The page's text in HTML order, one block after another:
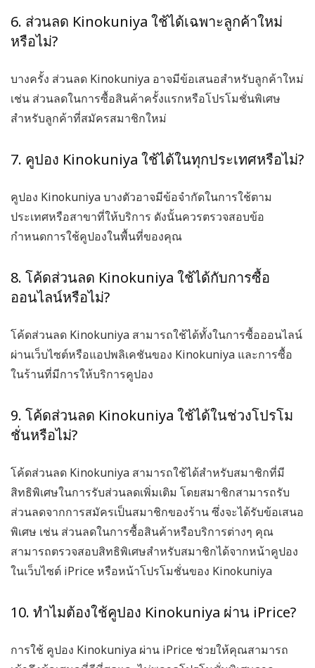
6. ส่วนลด Kinokuniya ใช้ได้เฉพาะลูกค้าใหม่
หรือไม่?
บางครั้ง ส่วนลด Kinokuniya อาจมีข้อเสนอสำหรับลูกค้าใหม่
เช่น ส่วนลดในการซื้อสินค้าครั้งแรกหรือโปรโมชั่นพิเศษ
สำหรับลูกค้าที่สมัครสมาชิกใหม่
7. คูปอง Kinokuniya ใช้ได้ในทุกประเทศหรือไม่?
คูปอง Kinokuniya บางตัวอาจมีข้อจำกัดในการใช้ตาม
ประเทศหรือสาขาที่ให้บริการ ดังนั้นควรตรวจสอบข้อ
กำหนดการใช้คูปองในพื้นที่ของคุณ
8. โค้ดส่วนลด Kinokuniya ใช้ได้กับการซื้อ
ออนไลน์หรือไม่?
โค้ดส่วนลด Kinokuniya สามารถใช้ได้ทั้งในการซื้อออนไลน์
ผ่านเว็บไซต์หรือแอปพลิเคชันของ Kinokuniya และการซื้อ
ในร้านที่มีการให้บริการคูปอง
9. โค้ดส่วนลด Kinokuniya ใช้ได้ในช่วงโปรโม
ชั่นหรือไม่?
โค้ดส่วนลด Kinokuniya สามารถใช้ได้สำหรับสมาชิกที่มี
สิทธิพิเศษในการรับส่วนลดเพิ่มเติม โดยสมาชิกสามารถรับ
ส่วนลดจากการสมัครเป็นสมาชิกของร้าน ซึ่งจะได้รับข้อเสนอ
พิเศษ เช่น ส่วนลดในการซื้อสินค้าหรือบริการต่างๆ คุณ
สามารถตรวจสอบสิทธิพิเศษสำหรับสมาชิกได้จากหน้าคูปอง
ในเว็บไซต์ iPrice หรือหน้าโปรโมชั่นของ Kinokuniya
10. ทำไมต้องใช้คูปอง Kinokuniya ผ่าน iPrice?
การใช้ คูปอง Kinokuniya ผ่าน iPrice ช่วยให้คุณสามารถ